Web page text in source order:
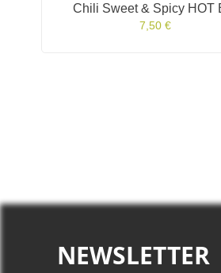
Chili Sweet & Spicy HOT
7,50 €
NEWSLETTER